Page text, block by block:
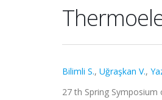
Bilimli S., Uğraşkan V.,
27 th Spring